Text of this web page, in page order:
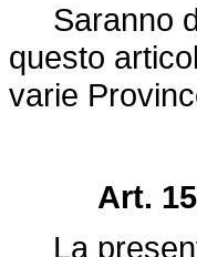
Saranno
questo
varie
Art.
La